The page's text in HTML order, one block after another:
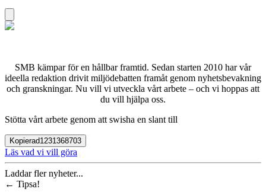
SMB kämpar för en hållbar framtid. Sedan starten 2010 har vår
ideella redaktion drivit miljödebatten framåt genom nyhetsbevakning
och granskningar. Nu vill vi utveckla vårt arbete – och vi hoppas att
du vill hjälpa oss.
Stötta vårt arbete genom att swisha en slant till
Kopierad1231368703
Läs vad vi vill göra
Laddar fler nyheter...
← Tipsa!